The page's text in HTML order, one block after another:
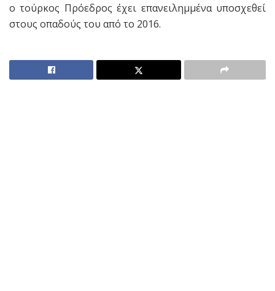
ο τούρκος Πρόεδρος έχει επανειλημμένα υποσχεθεί
στους οπαδούς του από το 2016.